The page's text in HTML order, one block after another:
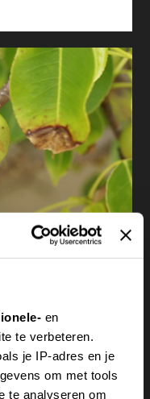
en
te verbeteren.
je IP-adres en je
om met tools
te analyseren om
eten? Niet
bomen die